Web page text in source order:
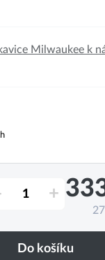
Milwaukee k
+
Do košíku